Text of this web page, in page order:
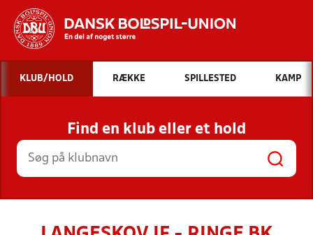
Hvad vil du søge efter?
INDHOLD OG NYHEDER
STILLINGER, RESULTATER, KLUBBER OG
HOLD
KLUB/HOLD RÆKKE SPILLESTED KAMP
Find en klub eller et hold